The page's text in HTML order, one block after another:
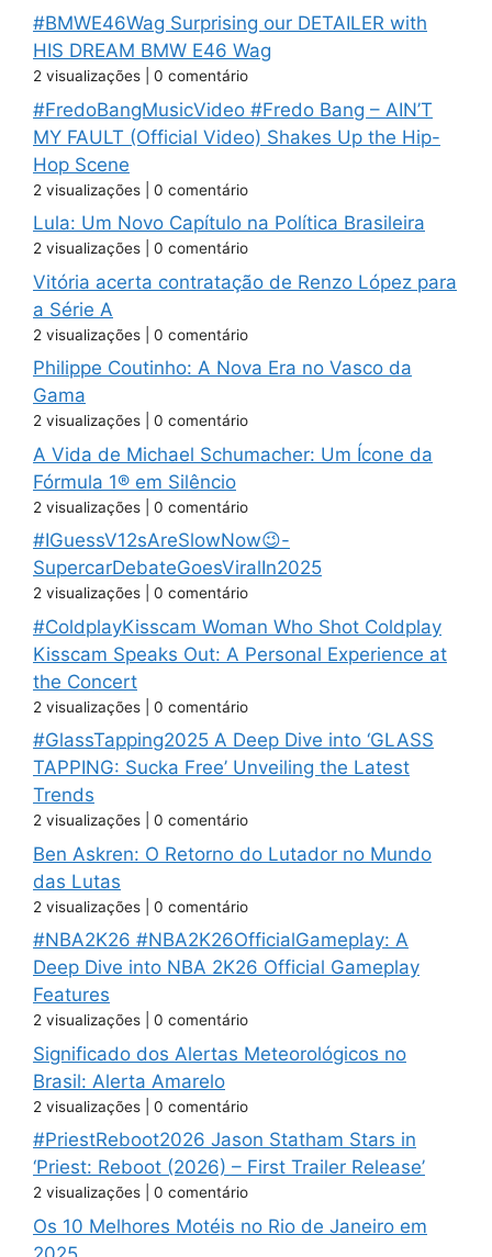
#BMWE46Wag Surprising our DETAILER with
HIS DREAM BMW E46 Wag
2 visualizações 0 comentário
#FredoBangMusicVideo #Fredo Bang – AIN’T
MY FAULT (Official Video) Shakes Up the Hip-
Hop Scene
2 visualizações 0 comentário
Lula: Um Novo Capítulo na Política Brasileira
2 visualizações 0 comentário
Vitória acerta contratação de Renzo López para
a Série A
2 visualizações 0 comentário
Philippe Coutinho: A Nova Era no Vasco da
Gama
2 visualizações 0 comentário
A Vida de Michael Schumacher: Um Ícone da
Fórmula 1® em Silêncio
2 visualizações 0 comentário
#IGuessV12sAreSlowNow😉-
SupercarDebateGoesViralIn2025
2 visualizações 0 comentário
#ColdplayKisscam Woman Who Shot Coldplay
Kisscam Speaks Out: A Personal Experience at
the Concert
2 visualizações 0 comentário
#GlassTapping2025 A Deep Dive into ‘GLASS
TAPPING: Sucka Free’ Unveiling the Latest
Trends
2 visualizações 0 comentário
Ben Askren: O Retorno do Lutador no Mundo
das Lutas
2 visualizações 0 comentário
#NBA2K26 #NBA2K26OfficialGameplay: A
Deep Dive into NBA 2K26 Official Gameplay
Features
2 visualizações 0 comentário
Significado dos Alertas Meteorológicos no
Brasil: Alerta Amarelo
2 visualizações 0 comentário
#PriestReboot2026 Jason Statham Stars in
‘Priest: Reboot (2026) – First Trailer Release’
2 visualizações 0 comentário
Os 10 Melhores Motéis no Rio de Janeiro em